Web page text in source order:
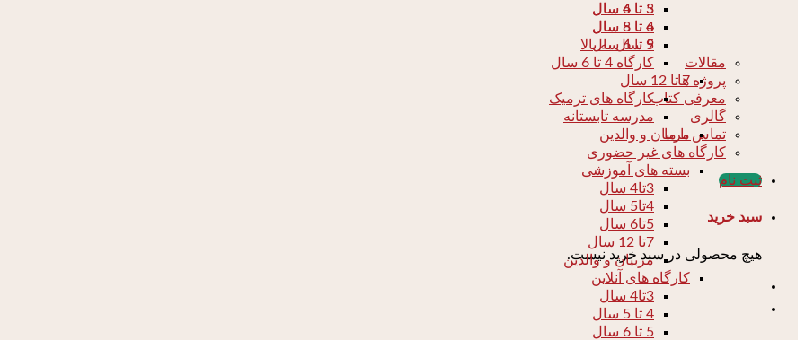
5 تا 6 سال
6 تا 8 سال
9 سال به بالا
مقالات
پروژه ها
معرفی کتاب
گالری
تماس با ما
ثبت نام
سبد خرید
هیچ محصولی در سبد خرید نیست.
3 تا 4 سال
4 تا 5 سال
5 تا 6 سال
کارگاه 4 تا 6 سال
7 تا 12 سال
کارگاه های ترمیک
مدرسه تابستانه
مربیان و والدین
کارگاه های غیر حضوری
بسته های آموزشی
3تا4 سال
4تا5 سال
5تا6 سال
7تا 12 سال
مربیان و والدین
کارگاه های آنلاین
3تا4 سال
4 تا 5 سال
5 تا 6 سال